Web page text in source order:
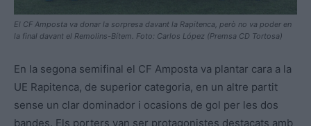
El CF Amposta va donar la sorpresa davant la Rapitenca, però no va poder en
la final davant el Remolins-Bítem. Foto: Carlos López (Premsa CD Tortosa)
En la segona semifinal el CF Amposta va plantar cara a la
UE Rapitenca, de superior categoria, en un altre partit
sense un clar dominador i ocasions de gol per les dos
bandes. Els porters van ser protagonistes destacats amb